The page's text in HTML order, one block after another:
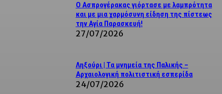
Ο Ασπρογέρακας γιόρτασε με λαμπρότητα
και με μια χαρμόσυνη είδηση της πίστεως
την Αγία Παρασκευή!
27/07/2026
Ληξούρι | Τα μνημεία της Παλικής –
Αρχαιολογική πολιτιστική εσπερίδα
24/07/2026